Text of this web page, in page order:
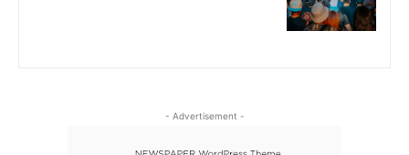
- Advertisement -